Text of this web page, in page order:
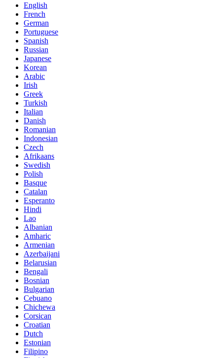
English
French
German
Portuguese
Spanish
Russian
Japanese
Korean
Arabic
Irish
Greek
Turkish
Italian
Danish
Romanian
Indonesian
Czech
Afrikaans
Swedish
Polish
Basque
Catalan
Esperanto
Hindi
Lao
Albanian
Amharic
Armenian
Azerbaijani
Belarusian
Bengali
Bosnian
Bulgarian
Cebuano
Chichewa
Corsican
Croatian
Dutch
Estonian
Filipino